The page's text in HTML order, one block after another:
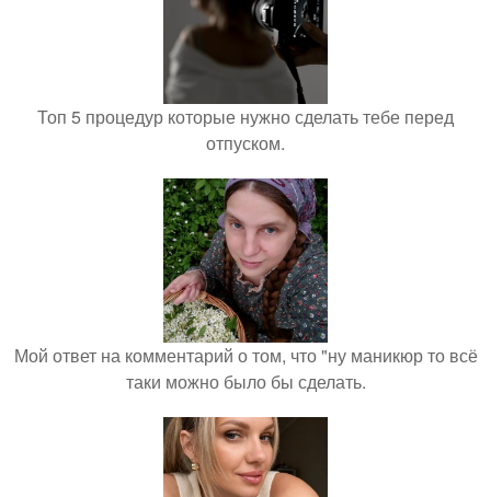
Топ 5 процедур которые нужно сделать тебе перед
отпуском.
Мой ответ на комментарий о том, что "ну маникюр то всё
таки можно было бы сделать.